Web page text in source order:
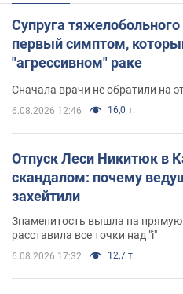
Супруга
первый симптом,
"агрессивном" раке
Сначала врачи не обратили на
6.08.2026 12:46 16,0 т.
Отпуск Леси Никитюк в
скандалом: почему
захейтили
Знаменитость вышла на
расставила все точки над "i"
6.08.2026 17:32 12,7 т.